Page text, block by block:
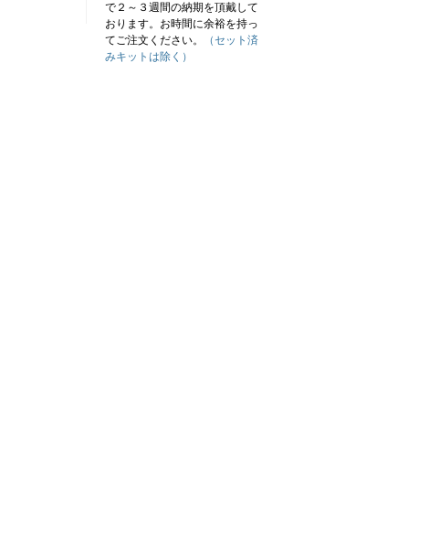
で２～３週間の納期を頂戴して
おります。お時間に余裕を持っ
てご注文ください。
（セット済
みキットは除く）